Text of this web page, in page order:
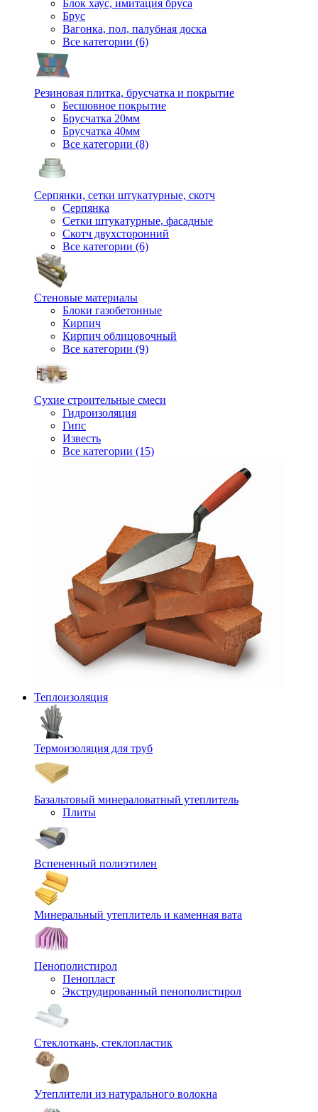
Блок хаус, имитация бруса
Брус
Вагонка, пол, палубная доска
Все категории (6)
Резиновая плитка, брусчатка и покрытие
Бесшовное покрытие
Брусчатка 20мм
Брусчатка 40мм
Все категории (8)
Серпянки, сетки штукатурные, скотч
Серпянка
Сетки штукатурные, фасадные
Скотч двухсторонний
Все категории (6)
Стеновые материалы
Блоки газобетонные
Кирпич
Кирпич облицовочный
Все категории (9)
Сухие строительные смеси
Гидроизоляция
Гипс
Известь
Все категории (15)
Теплоизоляция
Термоизоляция для труб
Базальтовый минераловатный утеплитель
Плиты
Вспененный полиэтилен
Минеральный утеплитель и каменная вата
Пенополистирол
Пенопласт
Экструдированный пенополистирол
Стеклоткань, стеклопластик
Утеплители из натурального волокна